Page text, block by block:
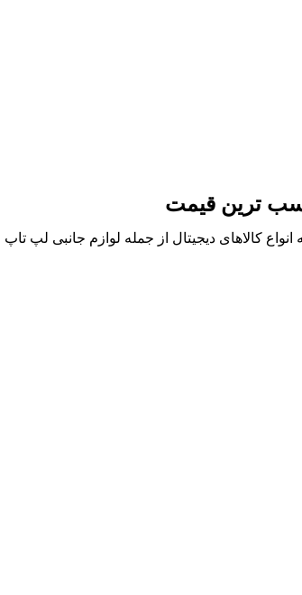
ترین قیمت
کالاهای دیجیتال از جمله لوازم جانبی